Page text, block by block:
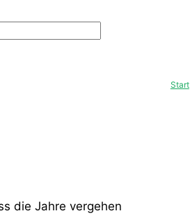
Start
die Jahre vergehen